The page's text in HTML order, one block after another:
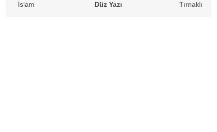
İslam
Düz Yazı Tırnaklı